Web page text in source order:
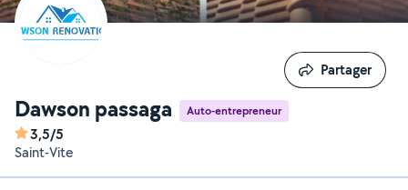
Dawson passaga Auto-entrepreneur
3,5/5
Saint-Vite
Partager
Partager